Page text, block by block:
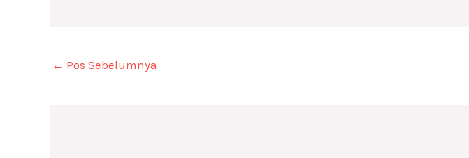
← Pos Sebelumnya